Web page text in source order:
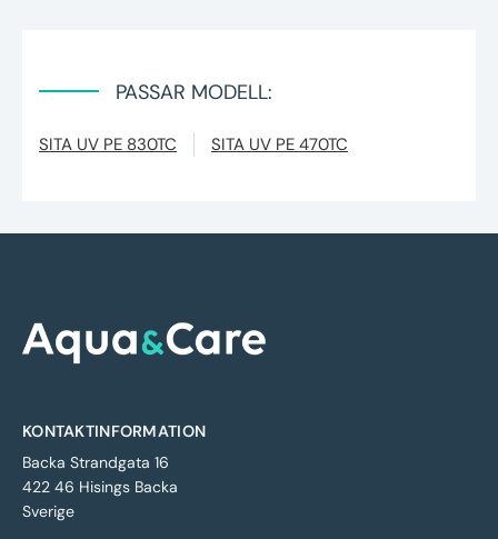
PASSAR MODELL:
SITA UV PE 830TC SITA UV PE 470TC
KONTAKTINFORMATION
Backa Strandgata 16
422 46 Hisings Backa
Sverige